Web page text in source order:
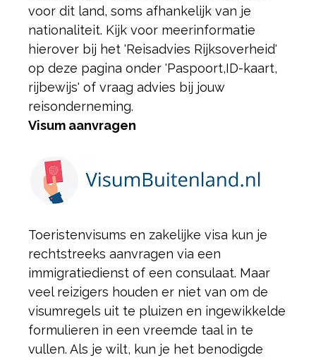
voor dit land, soms afhankelijk van je
nationaliteit. Kijk voor meerinformatie
hierover bij het 'Reisadvies Rijksoverheid'
op deze pagina onder 'Paspoort,ID-kaart,
rijbewijs' of vraag advies bij jouw
reisonderneming.
Visum aanvragen
Toeristenvisums en zakelijke visa kun je
rechtstreeks aanvragen via een
immigratiedienst of een consulaat. Maar
veel reizigers houden er niet van om de
visumregels uit te pluizen en ingewikkelde
formulieren in een vreemde taal in te
vullen. Als je wilt, kun je het benodigde